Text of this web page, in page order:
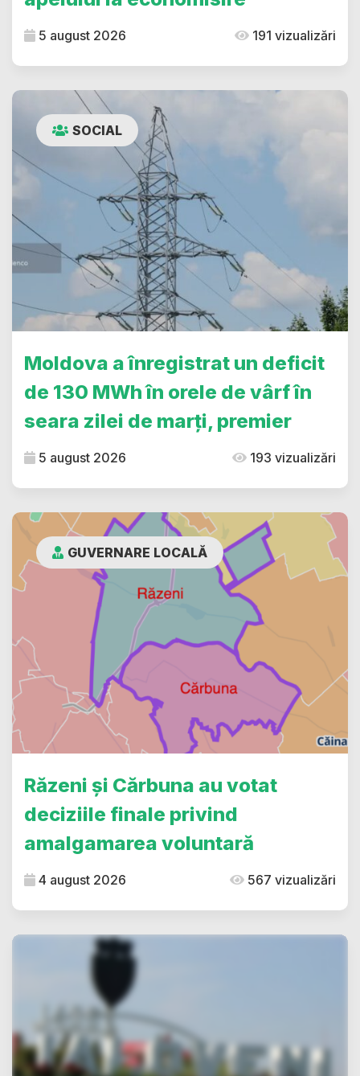
5 august 2026 191 vizualizări
SOCIAL
Moldova a înregistrat un deficit
de 130 MWh în orele de vârf în
seara zilei de marți, premier
5 august 2026 193 vizualizări
GUVERNARE LOCALĂ
Răzeni și Cărbuna au votat
deciziile finale privind
amalgamarea voluntară
4 august 2026 567 vizualizări